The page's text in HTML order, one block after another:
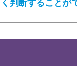
判断することが